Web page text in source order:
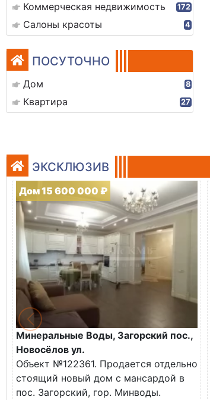
Коммерческая недвижимость 172
Салоны красоты 4
ПОСУТОЧНО
Дом 8
Квартира 27
ЭКСКЛЮЗИВ
Дом 15 600 000 ₽
Минеральные Воды, Загорский пос.,
Новосёлов ул.
Объект №122361. Продается отдельно
стоящий новый дом с мансардой в
пос. Загорский, гор. Минводы.